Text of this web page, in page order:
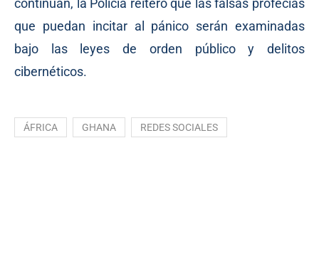
continúan, la Policía reiteró que las falsas profecías
que puedan incitar al pánico serán examinadas
bajo las leyes de orden público y delitos
cibernéticos.
ÁFRICA GHANA REDES SOCIALES